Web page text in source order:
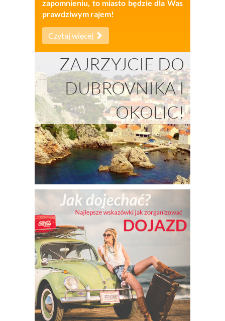
zapomnieniu, to miasto będzie dla Was
prawdziwym rajem!
Czytaj więcej
ZAJRZYJCIE DO
DUBROVNIKA I
OKOLIC!